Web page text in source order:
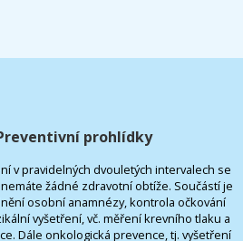
prohlídky
v pravidelných dvouletých intervalech se
žádné zdravotní obtíže. Součástí je
osobní anamnézy, kontrola očkování
vyšetření, vč. měření krevního tlaku a
Dále onkologická prevence, tj. vyšetření